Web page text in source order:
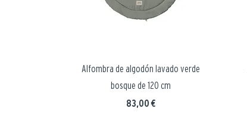
Alfombra de algodón lavado verde
bosque de 120 cm
Precio
83,00 €